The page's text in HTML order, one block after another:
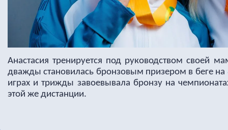
Анастасия тренируется под руководством своей
дважды становилась бронзовым призером в беге на
играх и трижды завоевывала бронзу на
этой же дистанции.